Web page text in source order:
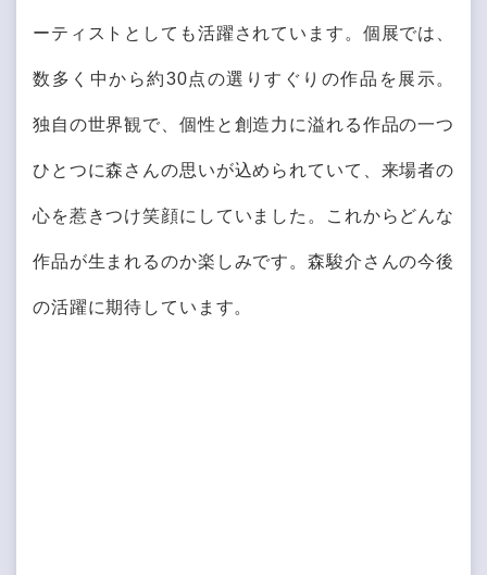
ーティストとしても活躍されています。個展では、
数多く中から約30点の選りすぐりの作品を展示。
独自の世界観で、個性と創造力に溢れる作品の一つ
ひとつに森さんの思いが込められていて、来場者の
心を惹きつけ笑顔にしていました。これからどんな
作品が生まれるのか楽しみです。森駿介さんの今後
の活躍に期待しています。